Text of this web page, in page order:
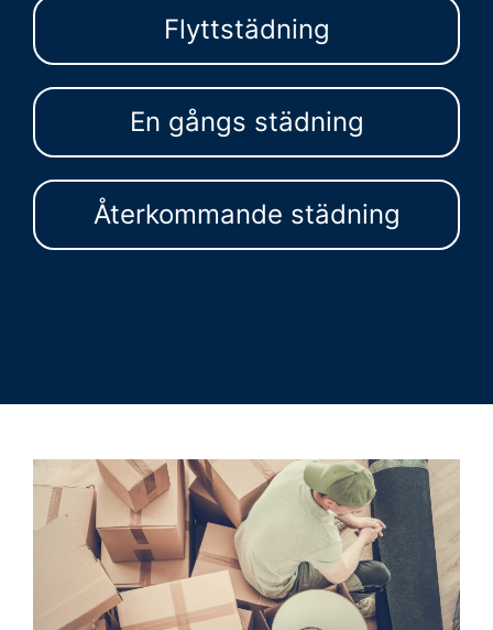
Flyttstädning
En gångs städning
Återkommande städning